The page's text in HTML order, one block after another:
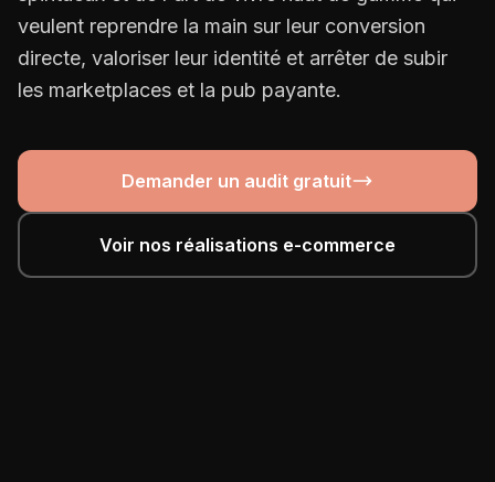
veulent reprendre la main sur leur conversion
directe, valoriser leur identité et arrêter de subir
les marketplaces et la pub payante.
Demander un audit gratuit
Voir nos réalisations e-commerce